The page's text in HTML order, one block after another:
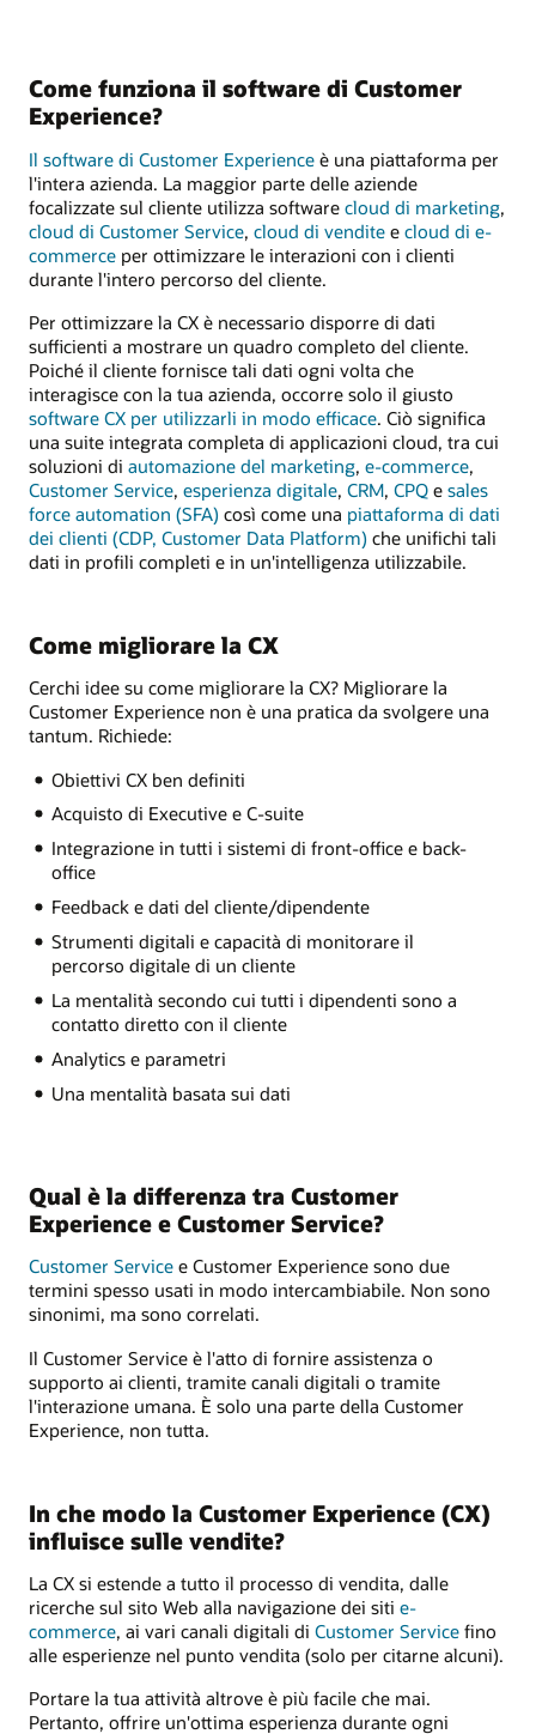
Come funziona il software di Customer
Experience?
Il software di Customer Experience è una piattaforma per
l'intera azienda. La maggior parte delle aziende
focalizzate sul cliente utilizza software cloud di marketing,
cloud di Customer Service, cloud di vendite e cloud di e-
commerce per ottimizzare le interazioni con i clienti
durante l'intero percorso del cliente.
Per ottimizzare la CX è necessario disporre di dati
sufficienti a mostrare un quadro completo del cliente.
Poiché il cliente fornisce tali dati ogni volta che
interagisce con la tua azienda, occorre solo il giusto
software CX per utilizzarli in modo efficace. Ciò significa
una suite integrata completa di applicazioni cloud, tra cui
soluzioni di automazione del marketing, e-commerce,
Customer Service, esperienza digitale, CRM, CPQ e sales
force automation (SFA) così come una piattaforma di dati
dei clienti (CDP, Customer Data Platform) che unifichi tali
dati in profili completi e in un'intelligenza utilizzabile.
Come migliorare la CX
Cerchi idee su come migliorare la CX? Migliorare la
Customer Experience non è una pratica da svolgere una
tantum. Richiede:
Obiettivi CX ben definiti
Acquisto di Executive e C-suite
Integrazione in tutti i sistemi di front-office e back-
office
Feedback e dati del cliente/dipendente
Strumenti digitali e capacità di monitorare il
percorso digitale di un cliente
La mentalità secondo cui tutti i dipendenti sono a
contatto diretto con il cliente
Analytics e parametri
Una mentalità basata sui dati
Qual è la differenza tra Customer
Experience e Customer Service?
Customer Service e Customer Experience sono due
termini spesso usati in modo intercambiabile. Non sono
sinonimi, ma sono correlati.
Il Customer Service è l'atto di fornire assistenza o
supporto ai clienti, tramite canali digitali o tramite
l'interazione umana. È solo una parte della Customer
Experience, non tutta.
In che modo la Customer Experience (CX)
influisce sulle vendite?
La CX si estende a tutto il processo di vendita, dalle
ricerche sul sito Web alla navigazione dei siti e-
commerce, ai vari canali digitali di Customer Service fino
alle esperienze nel punto vendita (solo per citarne alcuni).
Portare la tua attività altrove è più facile che mai.
Pertanto, offrire un'ottima esperienza durante ogni